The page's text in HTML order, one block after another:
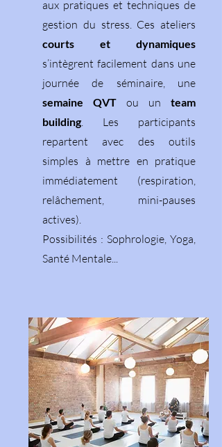
aux pratiques et techniques de
gestion du stress. Ces ateliers
courts et dynamiques
s’intègrent facilement dans une
journée de séminaire, une
semaine QVT ou un team
building. Les participants
repartent avec des outils
simples à mettre en pratique
immédiatement (respiration,
relâchement, mini-pauses
actives).
Possibilités : Sophrologie, Yoga,
Santé Mentale...